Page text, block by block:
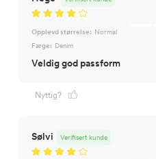
Opplevd størrelse: Normal
Farge: Denim
Veldig god passform
Nyttig?
Sølvi Verifisert kunde